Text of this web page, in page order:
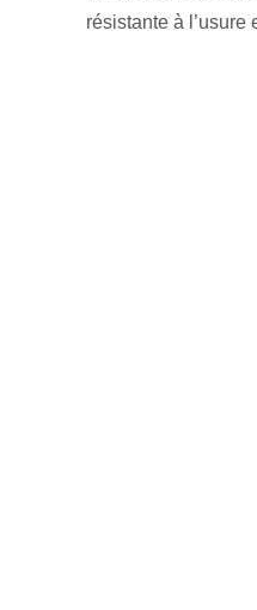
résistante à l’usure